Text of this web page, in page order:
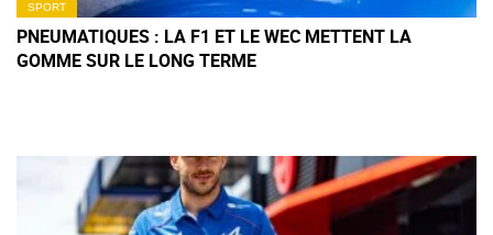
SPORT
PNEUMATIQUES : LA F1 ET LE WEC METTENT LA
GOMME SUR LE LONG TERME